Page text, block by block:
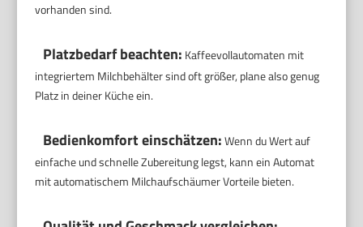
vorhanden sind.
Platzbedarf beachten: Kaffeevollautomaten mit
integriertem Milchbehälter sind oft größer, plane also genug
Platz in deiner Küche ein.
Bedienkomfort einschätzen:Wenn du Wert auf
einfache und schnelle Zubereitung legst, kann ein Automat
mit automatischem Milchaufschäumer Vorteile bieten.